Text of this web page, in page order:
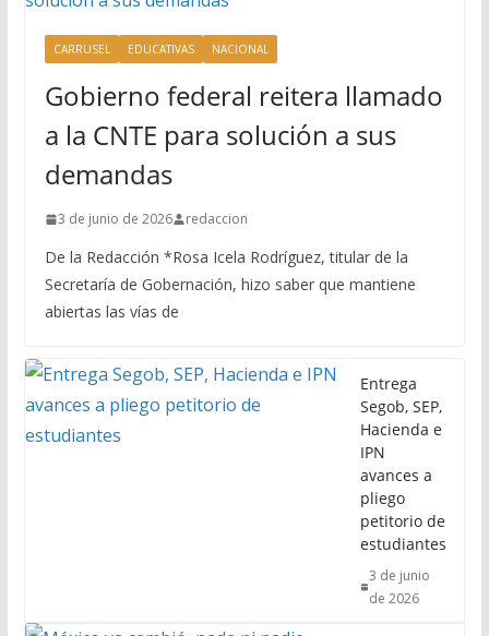
CARRUSEL EDUCATIVAS NACIONAL
Gobierno federal reitera llamado
a la CNTE para solución a sus
demandas
3 de junio de 2026 redaccion
De la Redacción *Rosa Icela Rodríguez, titular de la
Secretaría de Gobernación, hizo saber que mantiene
abiertas las vías de
Entrega
Segob, SEP,
Hacienda e
IPN
avances a
pliego
petitorio de
estudiantes
3 de junio
de 2026